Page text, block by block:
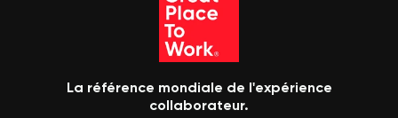
La référence mondiale de l'expérience
collaborateur.